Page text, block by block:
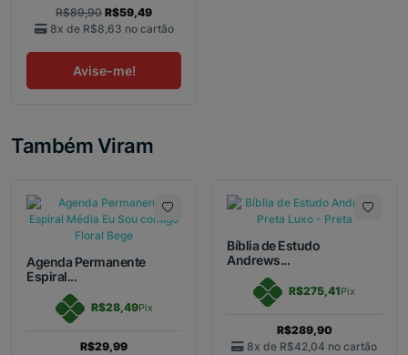
R$89,90 R$59,49
8x de R$8,63 no cartão
Avise-me!
Também Viram
Agenda Permanente
Espiral...
R$28,49Pix
R$29,99
Bíblia de Estudo
Andrews...
R$275,41Pix
R$289,90
8x de R$42,04 no cartão